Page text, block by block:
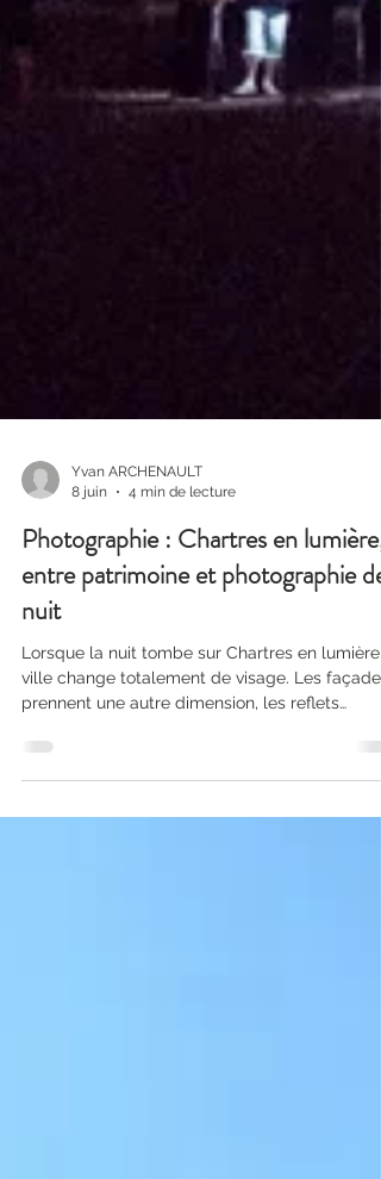
Yvan ARCHENAULT
8 juin
4 min de lecture
Photographie : Chartres en lumière,
entre patrimoine et photographie de
nuit
Lorsque la nuit tombe sur Chartres en lumière,
prennent une autre dimension, les reflets
apparaissent sur l’Eure et les monuments